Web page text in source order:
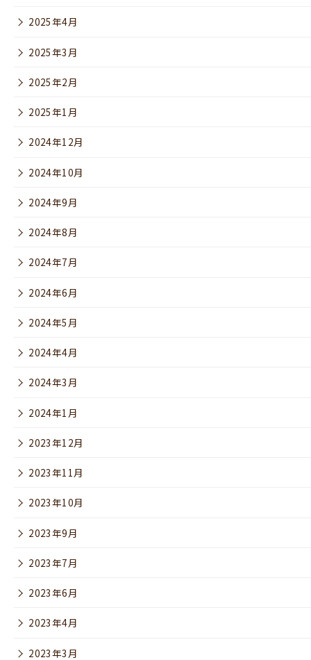
2025年4月
2025年3月
2025年2月
2025年1月
2024年12月
2024年10月
2024年9月
2024年8月
2024年7月
2024年6月
2024年5月
2024年4月
2024年3月
2024年1月
2023年12月
2023年11月
2023年10月
2023年9月
2023年7月
2023年6月
2023年4月
2023年3月